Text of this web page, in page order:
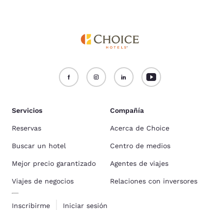
Servicios
Reservas
Buscar un hotel
Mejor precio garantizado
Viajes de negocios
Inscribirme Iniciar sesión
Compañía
Acerca de Choice
Centro de medios
Agentes de viajes
Relaciones con inversores